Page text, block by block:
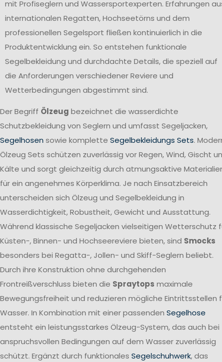
mit Profiseglern und Wassersportexperten. Erfahrungen
internationalen Regatten, Hochseetörns und dem
professionellen Segelsport fließen kontinuierlich in die
Produktentwicklung ein. So entstehen funktionale
Segelbekleidung und durchdachte Details, die speziell auf
die Anforderungen verschiedener Reviere und
Wetterbedingungen abgestimmt sind.
Der Begriff Ölzeug bezeichnet die wasserdichte
Schutzbekleidung von Seglern und umfasst Segeljacken,
Segelhosen sowie komplette Segelbekleidungs Sets.
Ölzeug Sets schützen zuverlässig vor Regen, Wind, Gischt
Kälte und sorgt gleichzeitig durch atmungsaktive
für ein angenehmes Körperklima. Je nach Einsatzbereich
unterscheiden sich Ölzeug und Segelbekleidung in
Wasserdichtigkeit, Robustheit, Gewicht und Ausstattung.
Während klassische Segeljacken vielseitigen Wetterschutz
Küsten-, Binnen- und Hochseereviere bieten, sind Smocks
besonders bei Regatta-, Jollen- und Skiff-Seglern beliebt.
Durch ihre Konstruktion ohne durchgehenden
Frontreißverschluss bieten die Spraytops maximale
Bewegungsfreiheit und reduzieren mögliche Eintrittsstellen
Wasser. In Kombination mit einer passenden Segelhose
entsteht ein leistungsstarkes Ölzeug-System, das auch bei
anspruchsvollen Bedingungen auf dem Wasser zuverlässig
schützt. Ergänzt durch funktionales Segelschuhwerk, das